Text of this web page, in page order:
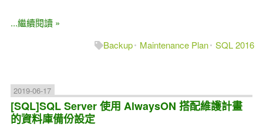
...繼續閱讀 »
Backup
Maintenance Plan SQL 2016
2019-06-17
[SQL]SQL Server 使用 AlwaysON 搭配維護計畫
的資料庫備份設定